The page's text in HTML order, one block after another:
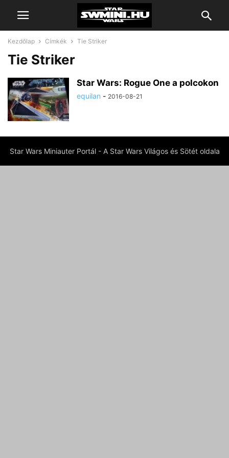
Kezdőlap Címkék Tie Striker
Tie Striker
Star Wars: Rogue One a polcokon
equilan - 2016-08-21
Star Wars Miniauter Portál - A Star Wars Világos és Sötét oldala